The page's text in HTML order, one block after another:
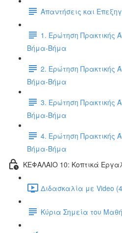
Απαντήσεις και
1. Ερώτηση Πρακτικής
Βήμα-Βήμα
2. Ερώτηση Πρακτικής
Βήμα-Βήμα
3. Ερώτηση Πρακτικής
Βήμα-Βήμα
4. Ερώτηση Πρακτικής
Βήμα-Βήμα
ΚΕΦΑΛΑΙΟ 10: Κοπτικά
Διδασκαλία με Video
Κύρια Σημεία του